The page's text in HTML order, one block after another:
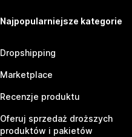
Najpopularniejsze kategorie
Dropshipping
Marketplace
Recenzje produktu
Oferuj sprzedaż droższych
produktów i pakietów